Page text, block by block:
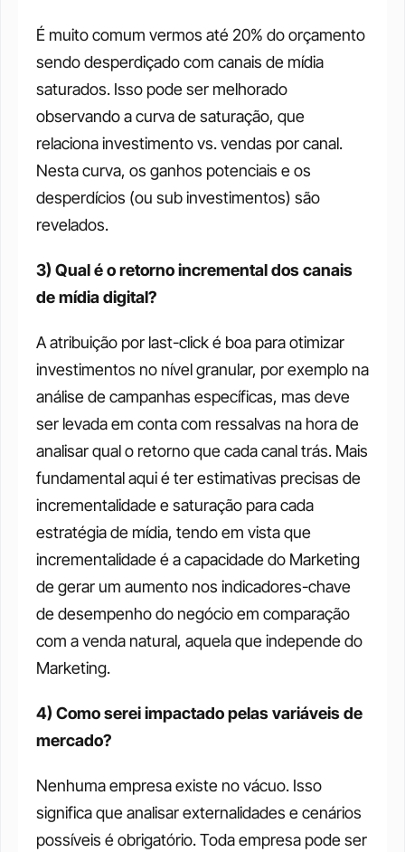
É muito comum vermos até 20% do orçamento
sendo desperdiçado com canais de mídia
saturados. Isso pode ser melhorado
observando a curva de saturação, que
relaciona investimento vs. vendas por canal.
Nesta curva, os ganhos potenciais e os
desperdícios (ou sub investimentos) são
revelados.
3) Qual é o retorno incremental dos canais
de mídia digital?
A atribuição por last-click é boa para otimizar
investimentos no nível granular, por exemplo na
análise de campanhas específicas, mas deve
ser levada em conta com ressalvas na hora de
analisar qual o retorno que cada canal trás. Mais
fundamental aqui é ter estimativas precisas de
incrementalidade e saturação para cada
estratégia de mídia, tendo em vista que
incrementalidade é a capacidade do Marketing
de gerar um aumento nos indicadores-chave
de desempenho do negócio em comparação
com a venda natural, aquela que independe do
Marketing.
4) Como serei impactado pelas variáveis de
mercado?
Nenhuma empresa existe no vácuo. Isso
significa que analisar externalidades e cenários
possíveis é obrigatório. Toda empresa pode ser